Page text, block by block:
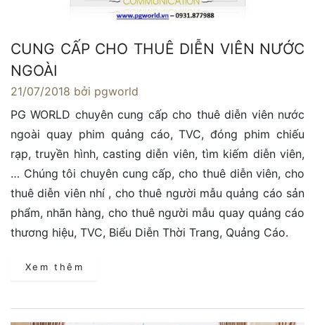
CUNG CẤP CHO THUÊ DIỄN VIÊN NƯỚC
NGOÀI
21/07/2018 bởi pgworld
PG WORLD chuyên cung cấp cho thuê diễn viên nước
ngoài quay phim quảng cáo, TVC, đóng phim chiếu
rạp, truyền hình, casting diễn viên, tìm kiếm diễn viên,
… Chúng tôi chuyên cung cấp, cho thuê diễn viên, cho
thuê diễn viên nhí , cho thuê người mẫu quảng cáo sản
phẩm, nhãn hàng, cho thuê người mẫu quay quảng cáo
thương hiệu, TVC, Biểu Diễn Thời Trang, Quảng Cáo.
Xem thêm